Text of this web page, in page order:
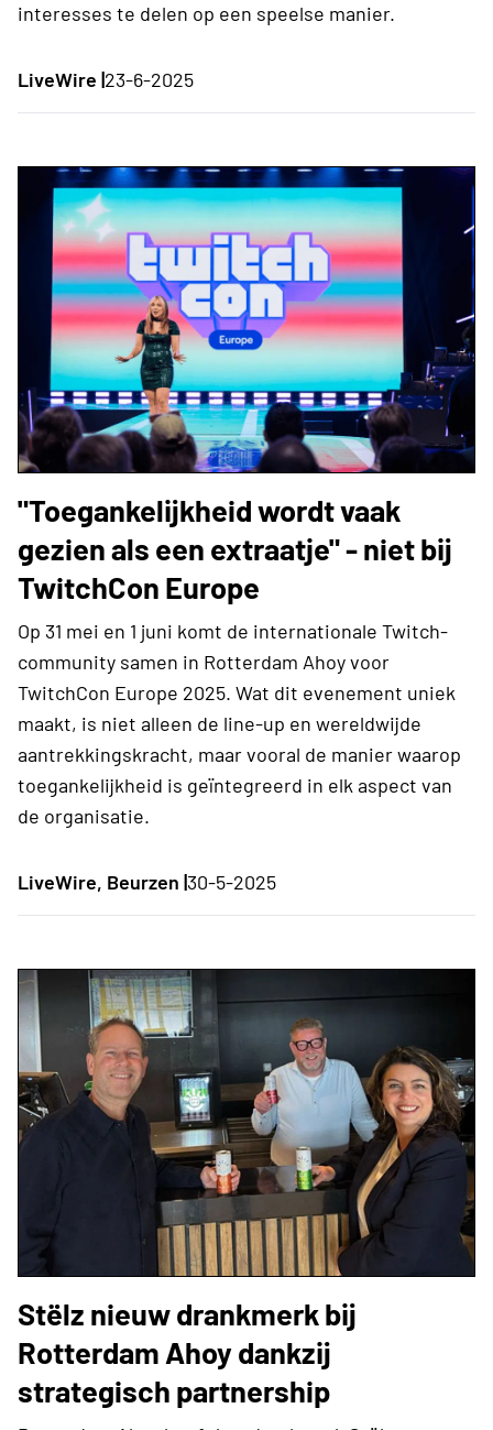
interesses te delen op een speelse manier.
LiveWire |23-6-2025
"Toegankelijkheid wordt vaak
gezien als een extraatje" - niet bij
TwitchCon Europe
Op 31 mei en 1 juni komt de internationale Twitch-
community samen in Rotterdam Ahoy voor
TwitchCon Europe 2025. Wat dit evenement uniek
maakt, is niet alleen de line-up en wereldwijde
aantrekkingskracht, maar vooral de manier waarop
toegankelijkheid is geïntegreerd in elk aspect van
de organisatie.
LiveWire, Beurzen |30-5-2025
Stëlz nieuw drankmerk bij
Rotterdam Ahoy dankzij
strategisch partnership